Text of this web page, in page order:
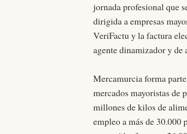
jornada profesional que
dirigida a empresas
VeriFactu y la factura
agente dinamizador y de
Mercamurcia forma
mercados mayoristas de
millones de kilos de
empleo a más de 30.000